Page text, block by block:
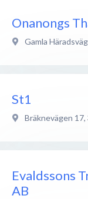
Onanongs
Gamla
St1
Bräknevägen 17,
Evaldssons
AB